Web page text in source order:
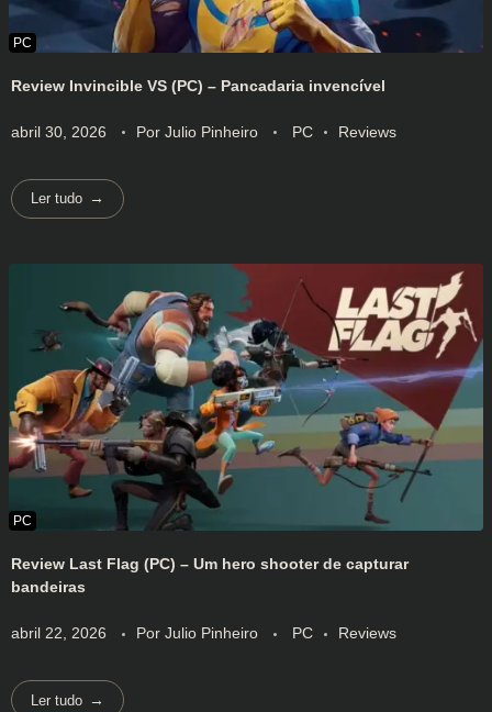
Review Invincible VS (PC) – Pancadaria invencível
abril 30, 2026 Por Julio Pinheiro PC Reviews
Ler tudo
Review Last Flag (PC) – Um hero shooter de capturar
bandeiras
abril 22, 2026 Por Julio Pinheiro PC Reviews
Ler tudo